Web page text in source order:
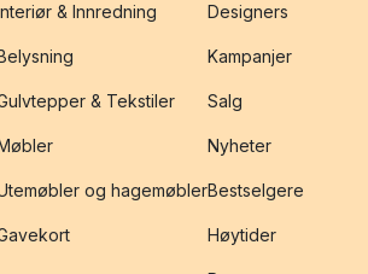
& Innredning
& Tekstiler
og hagemøbler
Designers
Kampanjer
Salg
Nyheter
Bestselgere
Høytider